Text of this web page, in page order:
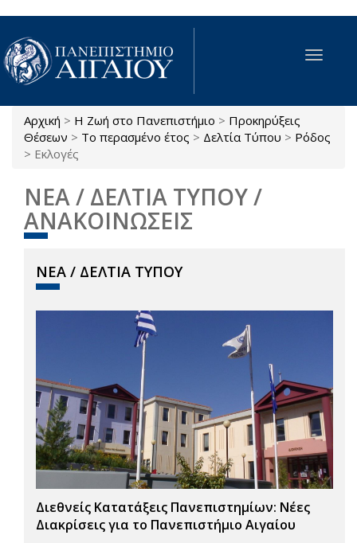
Παράκαμψη προς το κυρίως περιεχόμενο
Toggle
Είστε εδώ
Αρχική > Η Ζωή στο Πανεπιστήμιο > Προκηρύξεις
Θέσεων > Το περασμένο έτος > Δελτία Τύπου > Ρόδος
> Εκλογές
ΝΕΑ / ΔΕΛΤΙΑ ΤΥΠΟΥ /
ΑΝΑΚΟΙΝΩΣΕΙΣ
ΝΕΑ / ΔΕΛΤΙΑ ΤΥΠΟΥ
Διεθνείς Κατατάξεις Πανεπιστημίων: Νέες
Διακρίσεις για το Πανεπιστήμιο Αιγαίου